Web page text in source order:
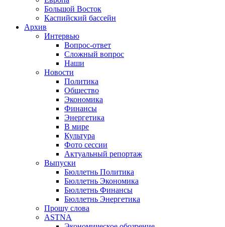
Большой Восток
Каспийский бассейн
Архив
Интервью
Вопрос-ответ
Сложный вопрос
Наши
Новости
Политика
Общество
Экономика
Финансы
Энергетика
В мире
Культура
Фото сессии
Актуальный репортаж
Выпуски
Бюллетнь Политика
Бюллетнь Экономика
Бюллетнь Финансы
Бюллетнь Энергетика
Прошу слова
ASTNA